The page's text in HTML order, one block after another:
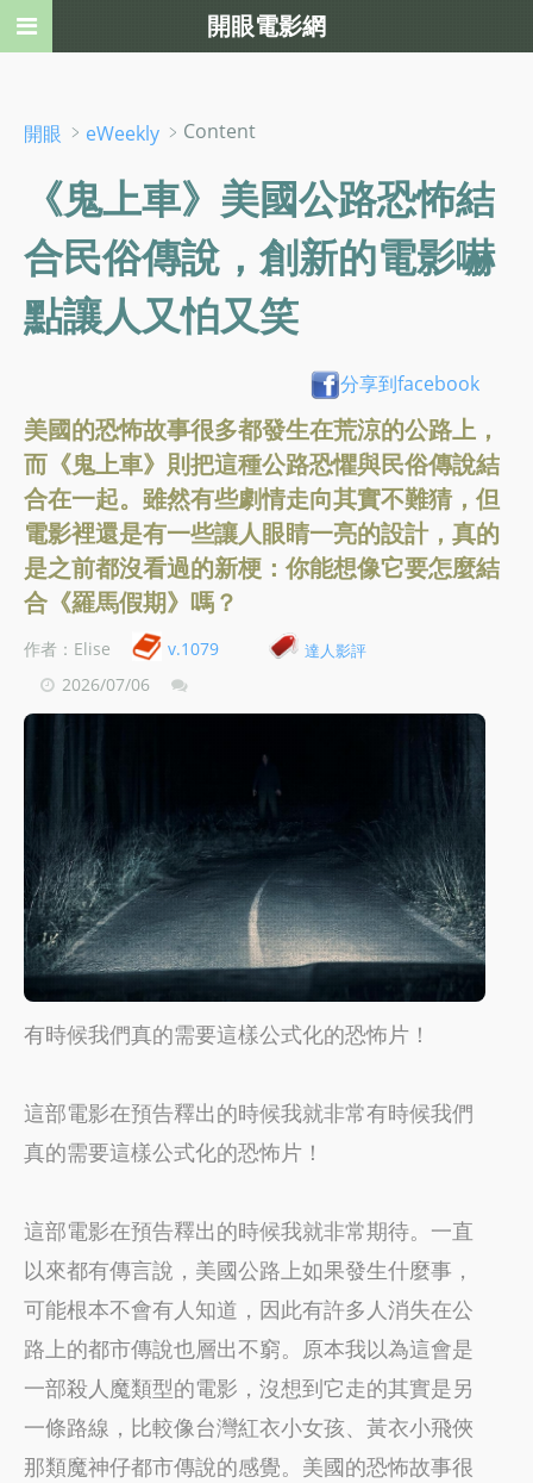
開眼 ﹥ eWeekly ﹥Content
《鬼上車》美國公路恐怖結
合民俗傳說，創新的電影嚇
點讓人又怕又笑
分享到facebook
美國的恐怖故事很多都發生在荒涼的公路上，
而《鬼上車》則把這種公路恐懼與民俗傳說結
合在一起。雖然有些劇情走向其實不難猜，但
電影裡還是有一些讓人眼睛一亮的設計，真的
是之前都沒看過的新梗：你能想像它要怎麼結
合《羅馬假期》嗎？
作者：Elise v.1079 達人影評
2026/07/06
有時候我們真的需要這樣公式化的恐怖片！
這部電影在預告釋出的時候我就非常有時候我們
真的需要這樣公式化的恐怖片！
這部電影在預告釋出的時候我就非常期待。一直
以來都有傳言說，美國公路上如果發生什麼事，
可能根本不會有人知道，因此有許多人消失在公
路上的都市傳說也層出不窮。原本我以為這會是
一部殺人魔類型的電影，沒想到它走的其實是另
一條路線，比較像台灣紅衣小女孩、黃衣小飛俠
那類魔神仔都市傳說的感覺。美國的恐怖故事很
開眼電影網